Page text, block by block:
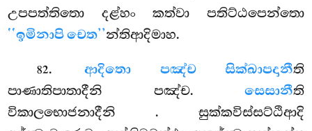
උපපත්තිතො දළ්හං කත්වා පතිට්ඨපෙන්තො
‘‘ඉමිනාපි චෙත’’න්තිආදිමාහ.
82.ආදිතො පඤ්ච සික්ඛාපදානීති
පාණාතිපාතාදීනි පඤ්ච. සෙසානීති
විකාලභොජනාදීනි . සුක්කවිස්සට්ඨිආදි